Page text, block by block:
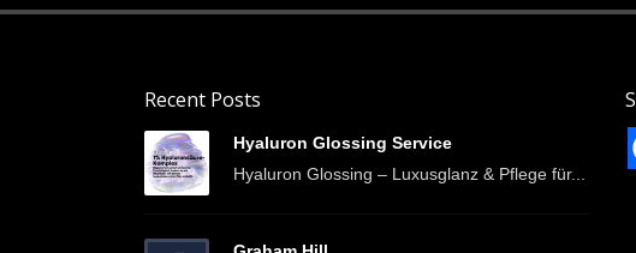
Recent Posts
Hyaluron Glossing Service
Hyaluron Glossing – Luxusglanz & Pflege für...